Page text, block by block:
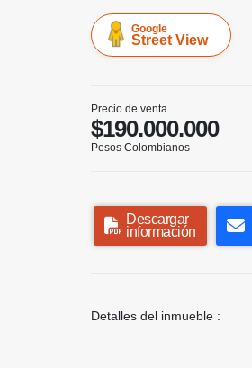
Google
Street View
Precio de venta
$190.000.000
Pesos Colombianos
Descargar
información
Detalles del inmueble :